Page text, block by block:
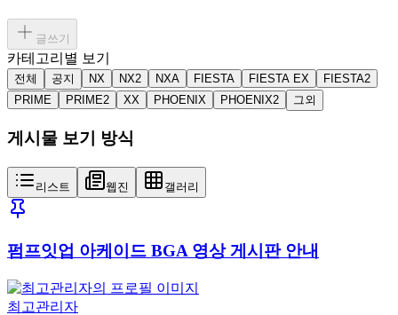
글쓰기
카테고리별 보기
전체 공지 NX NX2 NXA FIESTA FIESTA EX
FIESTA2
PRIME
PRIME2 XX PHOENIX PHOENIX2 그외
게시물 보기 방식
리스트 웹진 갤러리
펌프잇업 아케이드 BGA 영상 게시판 안내
최고관리자